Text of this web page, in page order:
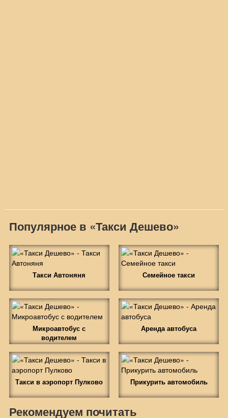
Популярное в «Такси Дешево»
Такси Автоняня Семейное такси
Микроавтобус с
водителем
Аренда автобуса
Такси в аэропорт Пулково Прикурить автомобиль
Рекомендуем почитать